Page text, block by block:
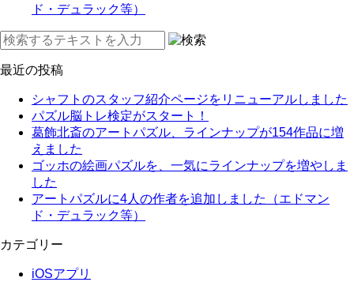
ド・デュラック等）
最近の投稿
シャフトのスタッフ紹介ページをリニューアルしました
パズル脳トレ検定がスタート！
葛飾北斎のアートパズル、ラインナップが154作品に増
えました
ゴッホの絵画パズルを、一気にラインナップを増やしま
した
アートパズルに4人の作者を追加しました（エドマン
ド・デュラック等）
カテゴリー
iOSアプリ